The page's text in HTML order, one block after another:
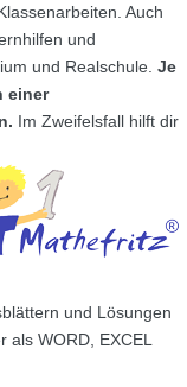
Auch
und
und Realschule. Je
einer
Im Zweifelsfall hilft dir
und Lösungen
WORD, EXCEL